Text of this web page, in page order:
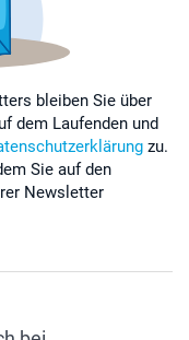
bleiben Sie über
dem Laufenden und
zu.
Sie auf den
Newsletter